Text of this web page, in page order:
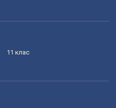
11 клас